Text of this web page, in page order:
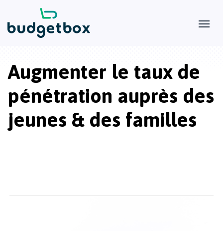
Augmenter le taux de
pénétration auprès des
jeunes & des familles